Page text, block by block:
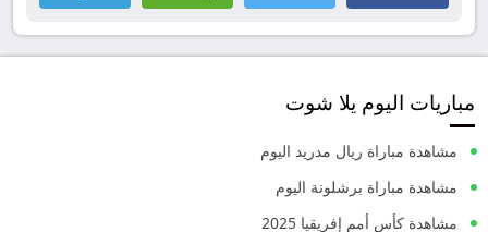
مباريات اليوم يلا شوت
مشاهدة مباراة ريال مدريد اليوم
مشاهدة مباراة برشلونة اليوم
مشاهدة كأس أمم إفريقيا 2025